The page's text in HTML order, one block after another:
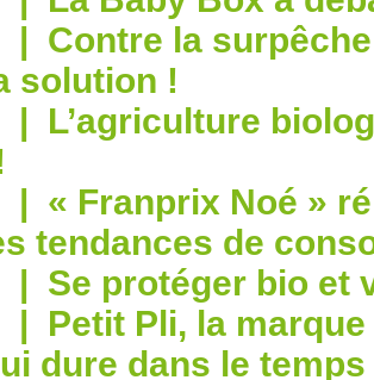
| Contre la
solution !
| L’agriculture
| « Franprix Noé »
tendances de
| Se protéger bio et
| Petit Pli, la
dure dans le temps